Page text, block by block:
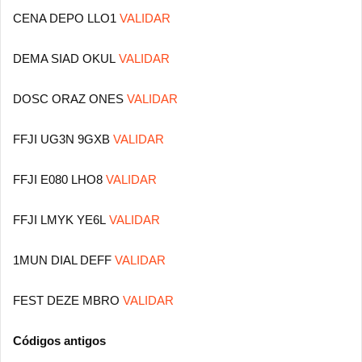
CENA DEPO LLO1 VALIDAR
DEMA SIAD OKUL VALIDAR
DOSC ORAZ ONES VALIDAR
FFJI UG3N 9GXB VALIDAR
FFJI E080 LHO8 VALIDAR
FFJI LMYK YE6L VALIDAR
1MUN DIAL DEFF VALIDAR
FEST DEZE MBRO VALIDAR
Códigos antigos